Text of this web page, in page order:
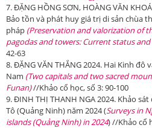
7. ĐẶNG HỒNG SƠN, HOÀNG VĂN
Bảo tồn và phát huy giá trị di sản chùa
pháp (Preservation and valorizationof
pagodas and towers: Current status
42-63
8. ĐẶNG VĂN THẮNG 2024. Hai Kinh
Nam (Two capitals and two sacred
Funan)//Khảo cổ học, số 3: 90-100
9. ĐINH THỊ THANH NGA 2024. Khảo
Tô (Quảng Ninh) năm 2024 (Surveys in
islands(Quảng Ninh)in2024) //Khảo cổ